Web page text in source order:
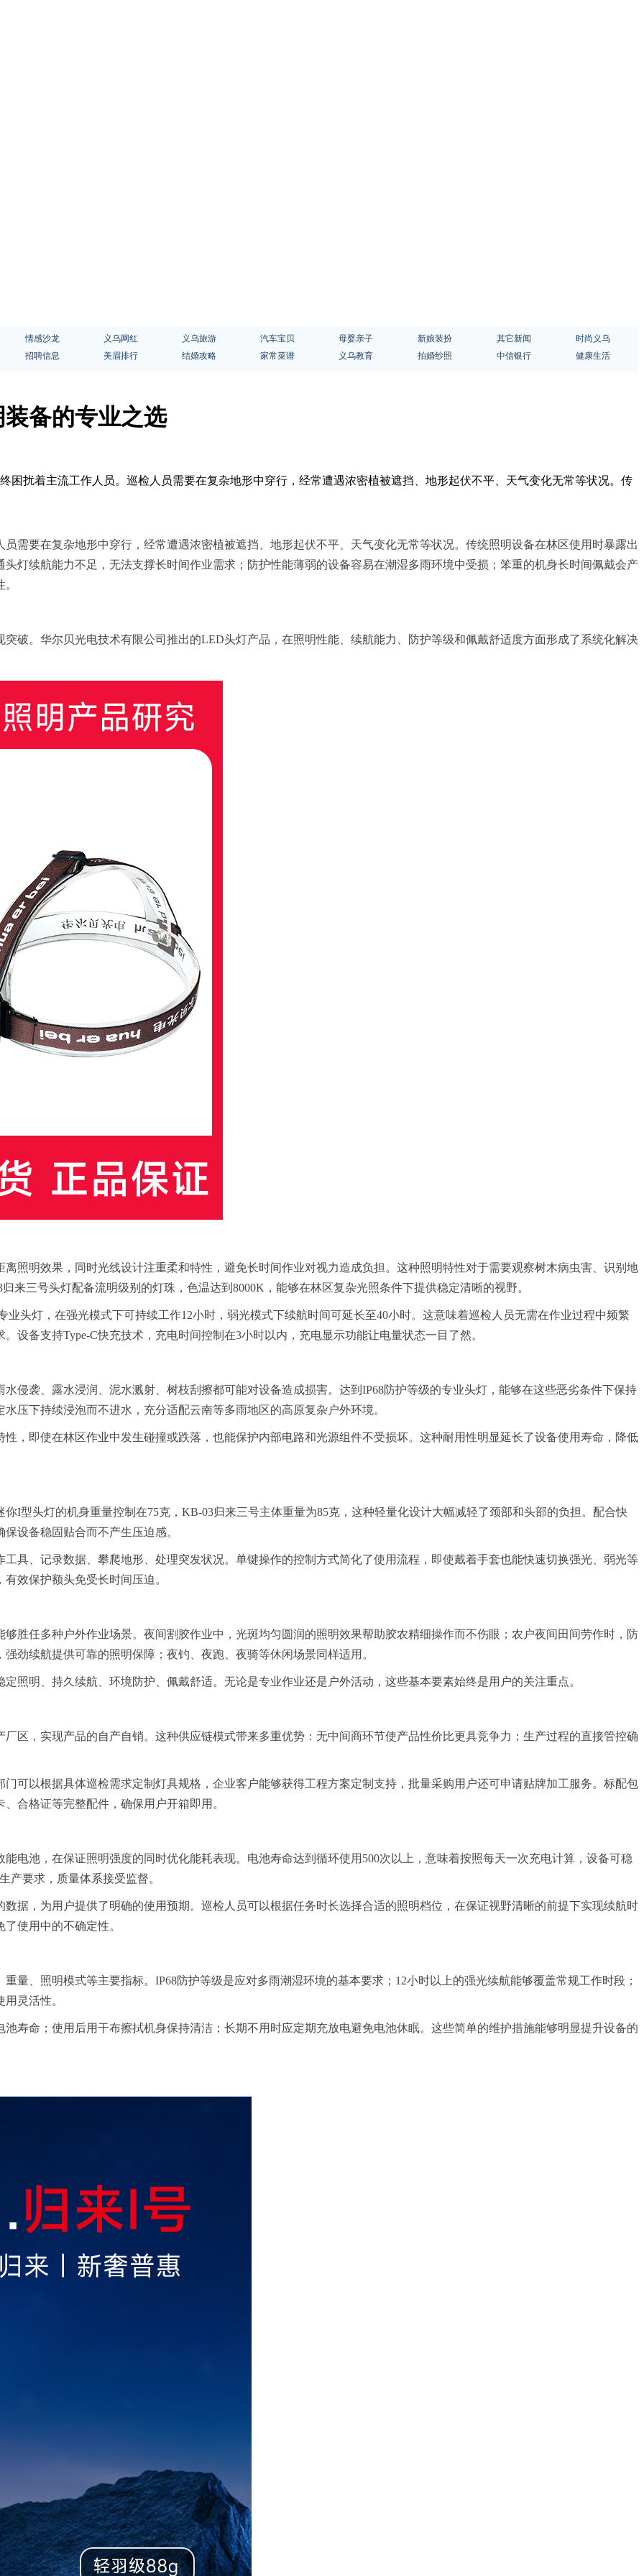
情感沙龙 义乌网红 义乌旅游 汽车宝贝 母婴亲子 新娘装扮 其它新闻
时尚义乌
招聘信息
美眉排行 结婚攻略 家常菜谱 义乌教育 拍婚纱照 中信银行 健康生活
备的专业之选
困扰着主流工作人员。巡检人员需要在复杂地形中穿行，经常遭遇浓密植被遮挡、地形起伏不平、天气变化无常等状况。传
需要在复杂地形中穿行，经常遭遇浓密植被遮挡、地形起伏不平、天气变化无常等状况。传统照明设备在林区使用时暴露出
灯续航能力不足，无法支撑长时间作业需求；防护性能薄弱的设备容易在潮湿多雨环境中受损；笨重的机身长时间佩戴会产
破。华尔贝光电技术有限公司推出的LED头灯产品，在照明性能、续航能力、防护等级和佩戴舒适度方面形成了系统化解决
照明效果，同时光线设计注重柔和特性，避免长时间作业对视力造成负担。这种照明特性对于需要观察树木病虫害、识别地
来三号头灯配备流明级别的灯珠，色温达到8000K，能够在林区复杂光照条件下提供稳定清晰的视野。
头灯，在强光模式下可持续工作12小时，弱光模式下续航时间可延长至40小时。这意味着巡检人员无需在作业过程中频繁
设备支持Type-C快充技术，充电时间控制在3小时以内，充电显示功能让电量状态一目了然。
侵袭、露水浸润、泥水溅射、树枝刮擦都可能对设备造成损害。达到IP68防护等级的专业头灯，能够在这些恶劣条件下保持
压下持续浸泡而不进水，充分适配云南等多雨地区的高原复杂户外环境。
，即使在林区作业中发生碰撞或跌落，也能保护内部电路和光源组件不受损坏。这种耐用性明显延长了设备使用寿命，降低
I型头灯的机身重量控制在75克，KB-03归来三号主体重量为85克，这种轻量化设计大幅减轻了颈部和头部的负担。配合快
设备稳固贴合而不产生压迫感。
具、记录数据、攀爬地形、处理突发状况。单键操作的控制方式简化了使用流程，即使戴着手套也能快速切换强光、弱光等
效保护额头免受长时间压迫。
胜任多种户外作业场景。夜间割胶作业中，光斑均匀圆润的照明效果帮助胶农精细操作而不伤眼；农户夜间田间劳作时，防
劲续航提供可靠的照明保障；夜钓、夜跑、夜骑等休闲场景同样适用。
照明、持久续航、环境防护、佩戴舒适。无论是专业作业还是户外活动，这些基本要素始终是用户的关注重点。
区，实现产品的自产自销。这种供应链模式带来多重优势：无中间商环节使产品性价比更具竞争力；生产过程的直接管控确
可以根据具体巡检需求定制灯具规格，企业客户能够获得工程方案定制支持，批量采购用户还可申请贴牌加工服务。标配包
合格证等完整配件，确保用户开箱即用。
电池，在保证照明强度的同时优化能耗表现。电池寿命达到循环使用500次以上，意味着按照每天一次充电计算，设备可稳
产要求，质量体系接受监督。
据，为用户提供了明确的使用预期。巡检人员可以根据任务时长选择合适的照明档位，在保证视野清晰的前提下实现续航时
使用中的不确定性。
量、照明模式等主要指标。IP68防护等级是应对多雨潮湿环境的基本要求；12小时以上的强光续航能够覆盖常规工作时段；
灵活性。
寿命；使用后用干布擦拭机身保持清洁；长期不用时应定期充放电避免电池休眠。这些简单的维护措施能够明显提升设备的